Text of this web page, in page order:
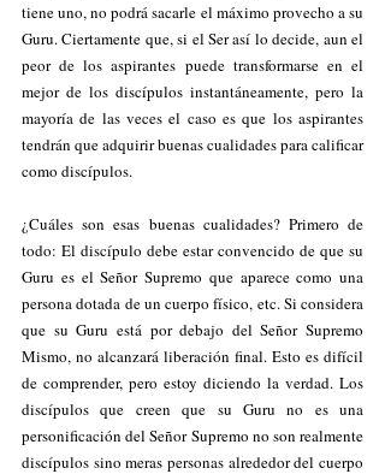
tiene uno, no podrá sacarle el máximo provecho a su
Guru. Ciertamente que, si el Ser así lo decide, aun el
peor de los aspirantes puede transformarse en el
mejor de los discípulos instantáneamente, pero la
mayoría de las veces el caso es que los aspirantes
tendrán que adquirir buenas cualidades para calificar
como discípulos.
¿Cuáles son esas buenas cualidades? Primero de
todo: El discípulo debe estar convencido de que su
Guru es el Señor Supremo que aparece como una
persona dotada de un cuerpo físico, etc. Si considera
que su Guru está por debajo del Señor Supremo
Mismo, no alcanzará liberación final. Esto es difícil
de comprender, pero estoy diciendo la verdad. Los
discípulos que creen que su Guru no es una
personificación del Señor Supremo no son realmente
discípulos sino meras personas alrededor del cuerpo